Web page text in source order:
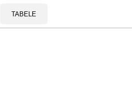
TABELE